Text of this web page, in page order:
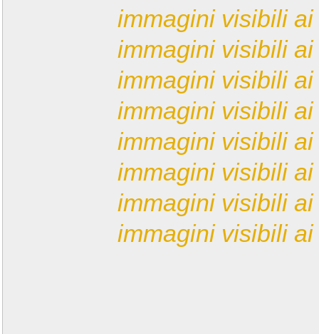
immagini visibili
immagini visibili
immagini visibili
immagini visibili
immagini visibili
immagini visibili
immagini visibili
immagini visibili